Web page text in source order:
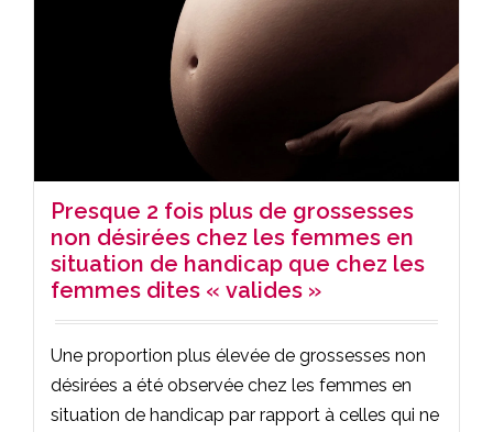
Presque 2 fois plus de grossesses
non désirées chez les femmes en
situation de handicap que chez les
femmes dites « valides »
Une proportion plus élevée de grossesses non
désirées a été observée chez les femmes en
situation de handicap par rapport à celles qui ne